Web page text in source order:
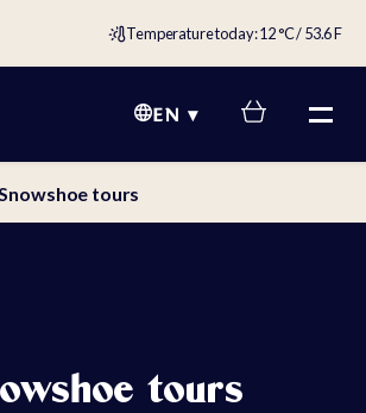
Temperature today: 12 °C / 53.6 F
EN
tours
tours